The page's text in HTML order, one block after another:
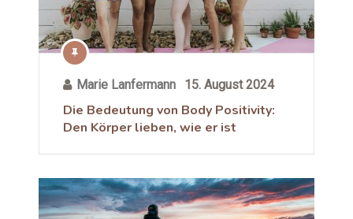
Marie Lanfermann 15. August 2024
Die Bedeutung von Body Positivity:
Den Körper lieben, wie er ist